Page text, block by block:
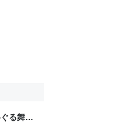
る舞台